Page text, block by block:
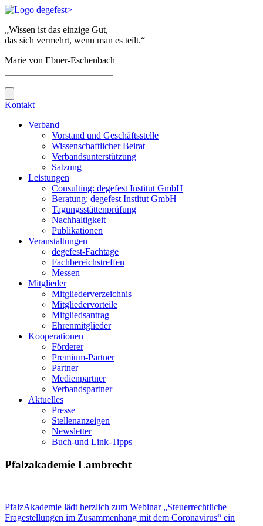
„Wissen ist das einzige Gut,
das sich vermehrt, wenn man es teilt.“
Marie von Ebner-Eschenbach
Kontakt
Verband
Vorstand und Geschäftsstelle
Wissenschaftlicher Beirat
Verbandsunterstützung
Satzung
Leistungen
Consulting: degefest Institut GmbH
Beratung: degefest Institut GmbH
Tagungsstättenprüfung
Nachhaltigkeit
Publikationen
Veranstaltungen
degefest-Fachtage
Fachbereichstreffen
Messen
Mitglieder
Mitgliederverzeichnis
Mitgliedervorteile
Mitgliedsantrag
Ehrenmitglieder
Kooperationen
Förderer
Premium-Partner
Partner
Medienpartner
Verbandspartner
Aktuelles
Presse
Stellenanzeigen
Newsletter
Buch-und Link-Tipps
Pfalzakademie Lambrecht
PfalzAkademie lädt herzlich zum Webinar „Steuerrechtliche
Fragestellungen im Zusammenhang mit dem Coronavirus“ ein